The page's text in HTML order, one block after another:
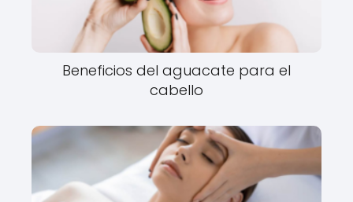
Beneficios del aguacate para el
cabello